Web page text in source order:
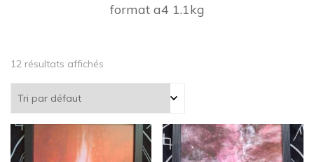
format a4 1.1kg
12 résultats affichés